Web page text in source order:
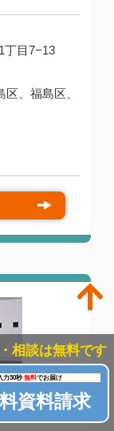
丁目7−13
、福島区、
相談は無料です
力30秒無料でお届け
資料請求